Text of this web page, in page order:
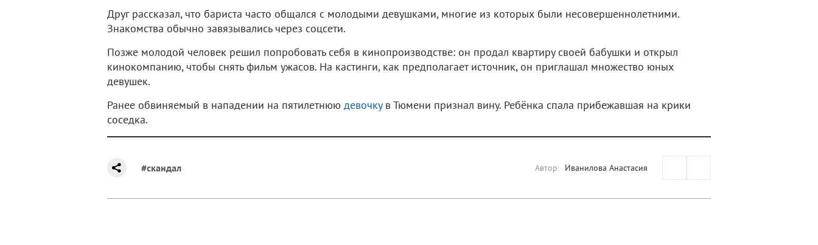
Друг рассказал, что бариста часто общался с молодыми девушками, многие из которых были несовершеннолетними.
Знакомства обычно завязывались через соцсети.
Позже молодой человек решил попробовать себя в кинопроизводстве: он продал квартиру своей бабушки и открыл
кинокомпанию, чтобы снять фильм ужасов. На кастинги, как предполагает источник, он приглашал множество юных
девушек.
Ранее обвиняемый в нападении на пятилетнюю девочкув Тюмени признал вину. Ребёнка спала прибежавшая на крики
соседка.
#скандал Автор: Иванилова Анастасия